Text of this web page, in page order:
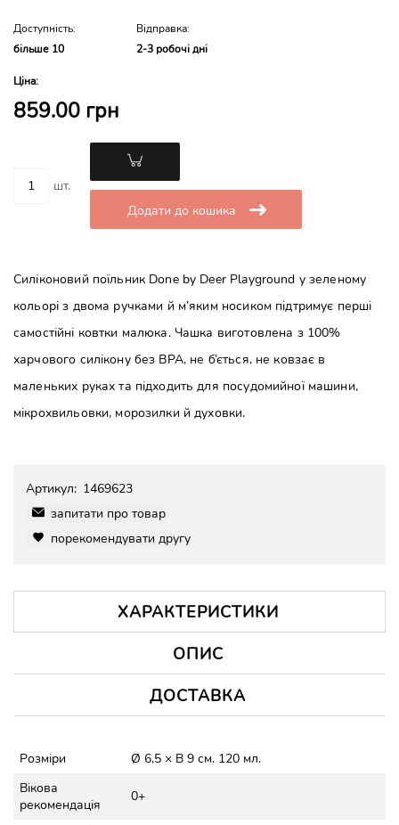
Доступність:
більше 10
Відправка:
2-3 робочі дні
Ціна:
859.00 грн
шт.
Додати до кошика
Силіконовий поїльник Done by Deer Playground у зеленому
кольорі з двома ручками й м’яким носиком підтримує перші
самостійні ковтки малюка. Чашка виготовлена з 100%
харчового силікону без BPA, не б’ється, не ковзає в
маленьких руках та підходить для посудомийної машини,
мікрохвильовки, морозилки й духовки.
Артикул: 1469623
запитати про товар
порекомендувати другу
ХАРАКТЕРИСТИКИ
ОПИС
ДОСТАВКА
Розміри
Ø 6,5 × В 9 см. 120 мл.
Вікова
рекомендація
0+